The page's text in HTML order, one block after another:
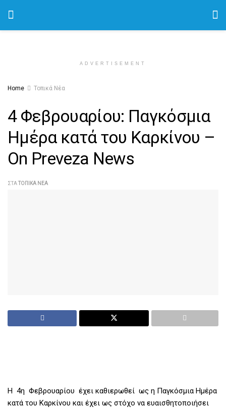
ADVERTISEMENT
Home Τοπικά Νέα
4 Φεβρουαρίου: Παγκόσμια
Ημέρα κατά του Καρκίνου –
On Preveza News
ΣΤΑ ΤΟΠΙΚΆ ΝΈΑ
Η 4η Φεβρουαρίου έχει καθιερωθεί ως η Παγκόσμια Ημέρα
κατά του Καρκίνου και έχει ως στόχο να ευαισθητοποιήσει